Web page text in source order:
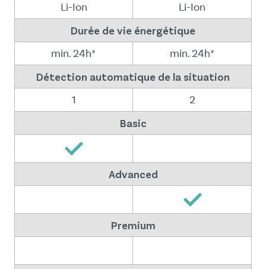
Li-Ion
Li-Ion
Durée de vie énergétique
min. 24h*
min. 24h*
Détection automatique de la situation
1
2
Basic
Advanced
Premium